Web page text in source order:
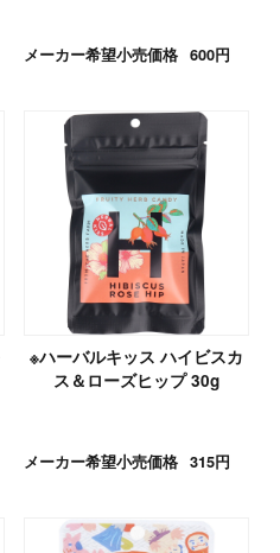
メーカー希望小売価格 600円
※ハーバルキッス ハイビスカ
ス＆ローズヒップ 30g
メーカー希望小売価格 315円